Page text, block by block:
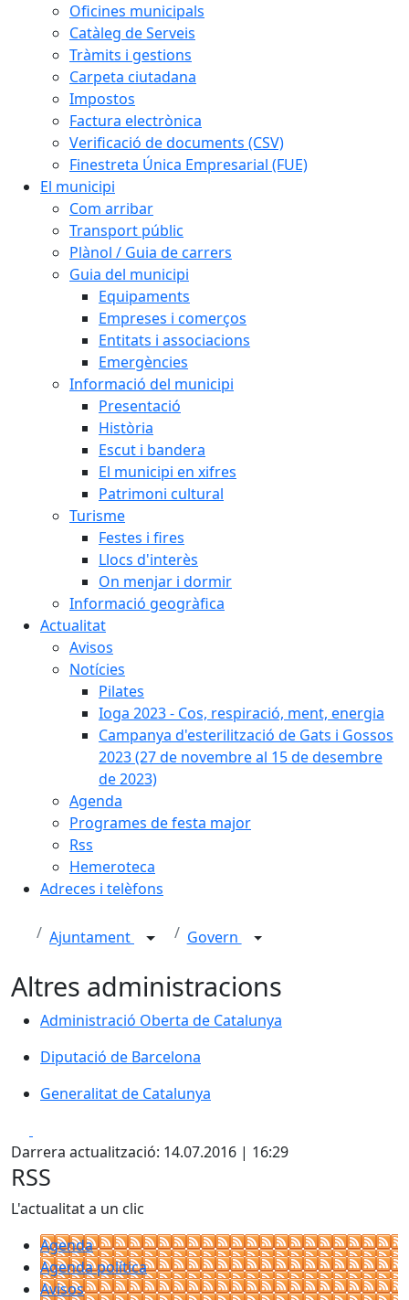
Oficines municipals
Catàleg de Serveis
Tràmits i gestions
Carpeta ciutadana
Impostos
Factura electrònica
Verificació de documents (CSV)
Finestreta Única Empresarial (FUE)
El municipi
Com arribar
Transport públic
Plànol / Guia de carrers
Guia del municipi
Equipaments
Empreses i comerços
Entitats i associacions
Emergències
Informació del municipi
Presentació
Història
Escut i bandera
El municipi en xifres
Patrimoni cultural
Turisme
Festes i fires
Llocs d'interès
On menjar i dormir
Informació geogràfica
Actualitat
Avisos
Notícies
Pilates
Ioga 2023 - Cos, respiració, ment, energia
Campanya d'esterilització de Gats i Gossos
2023 (27 de novembre al 15 de desembre
de 2023)
Agenda
Programes de festa major
Rss
Hemeroteca
Adreces i telèfons
Ajuntament Govern
Altres administracions
Administració Oberta de Catalunya
Administració Oberta de Catalunya
Diputació de Barcelona
Diputació de Barcelona
Generalitat de Catalunya
Generalitat de Catalunya
Darrera actualització: 14.07.2016 | 16:29
RSS
L'actualitat a un clic
Agenda
Agenda política
Avisos